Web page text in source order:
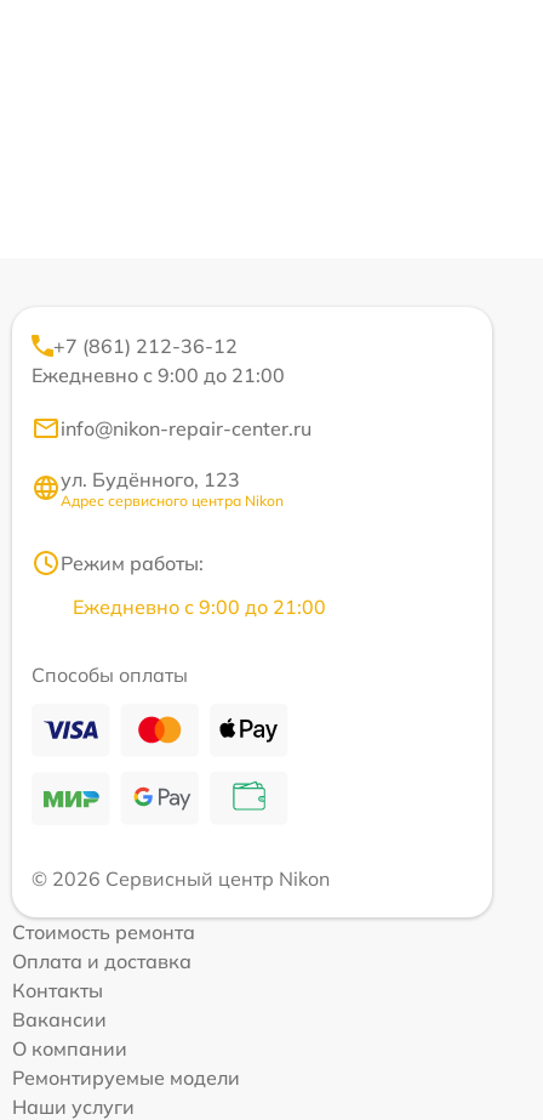
+7 (861) 212-36-12
Ежедневно с 9:00 до 21:00
info@nikon-repair-center.ru
ул. Будённого, 123
Адрес сервисного центра Nikon
Режим работы:
Ежедневно с 9:00 до 21:00
Способы оплаты
© 2026 Сервисный центр Nikon
Стоимость ремонта
Оплата и доставка
Контакты
Вакансии
О компании
Ремонтируемые модели
Наши услуги